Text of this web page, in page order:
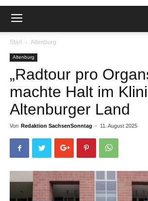
Start Altenburg
Altenburg
„Radtour pro
machte Halt im
Altenburger Land
Von Redaktion SachsenSonntag - 11. August 2025